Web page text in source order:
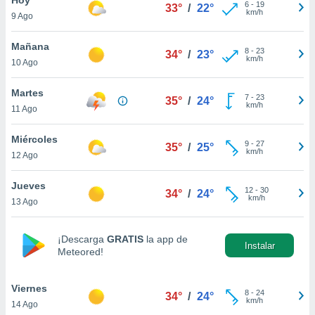
en
más
nuestra
de
aceptar
de
9 Ago
33° / 22° 6- 19
km/h
Mañana
10 Ago
34° / 23° 8- 23
km/h
Martes
11 Ago
35° / 24° 7- 23
km/h
Miércoles
12 Ago
35° / 25° 9- 27
km/h
Jueves
13 Ago
34° / 24° 12- 30
km/h
¡Descarga GRATIS la app de
Meteored!
Instalar
Viernes
14 Ago
34° / 24° 8- 24
km/h